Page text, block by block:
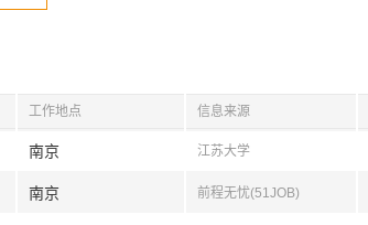
工作地点 信息来源
南京 江苏大学
南京 前程无忧(51JOB)